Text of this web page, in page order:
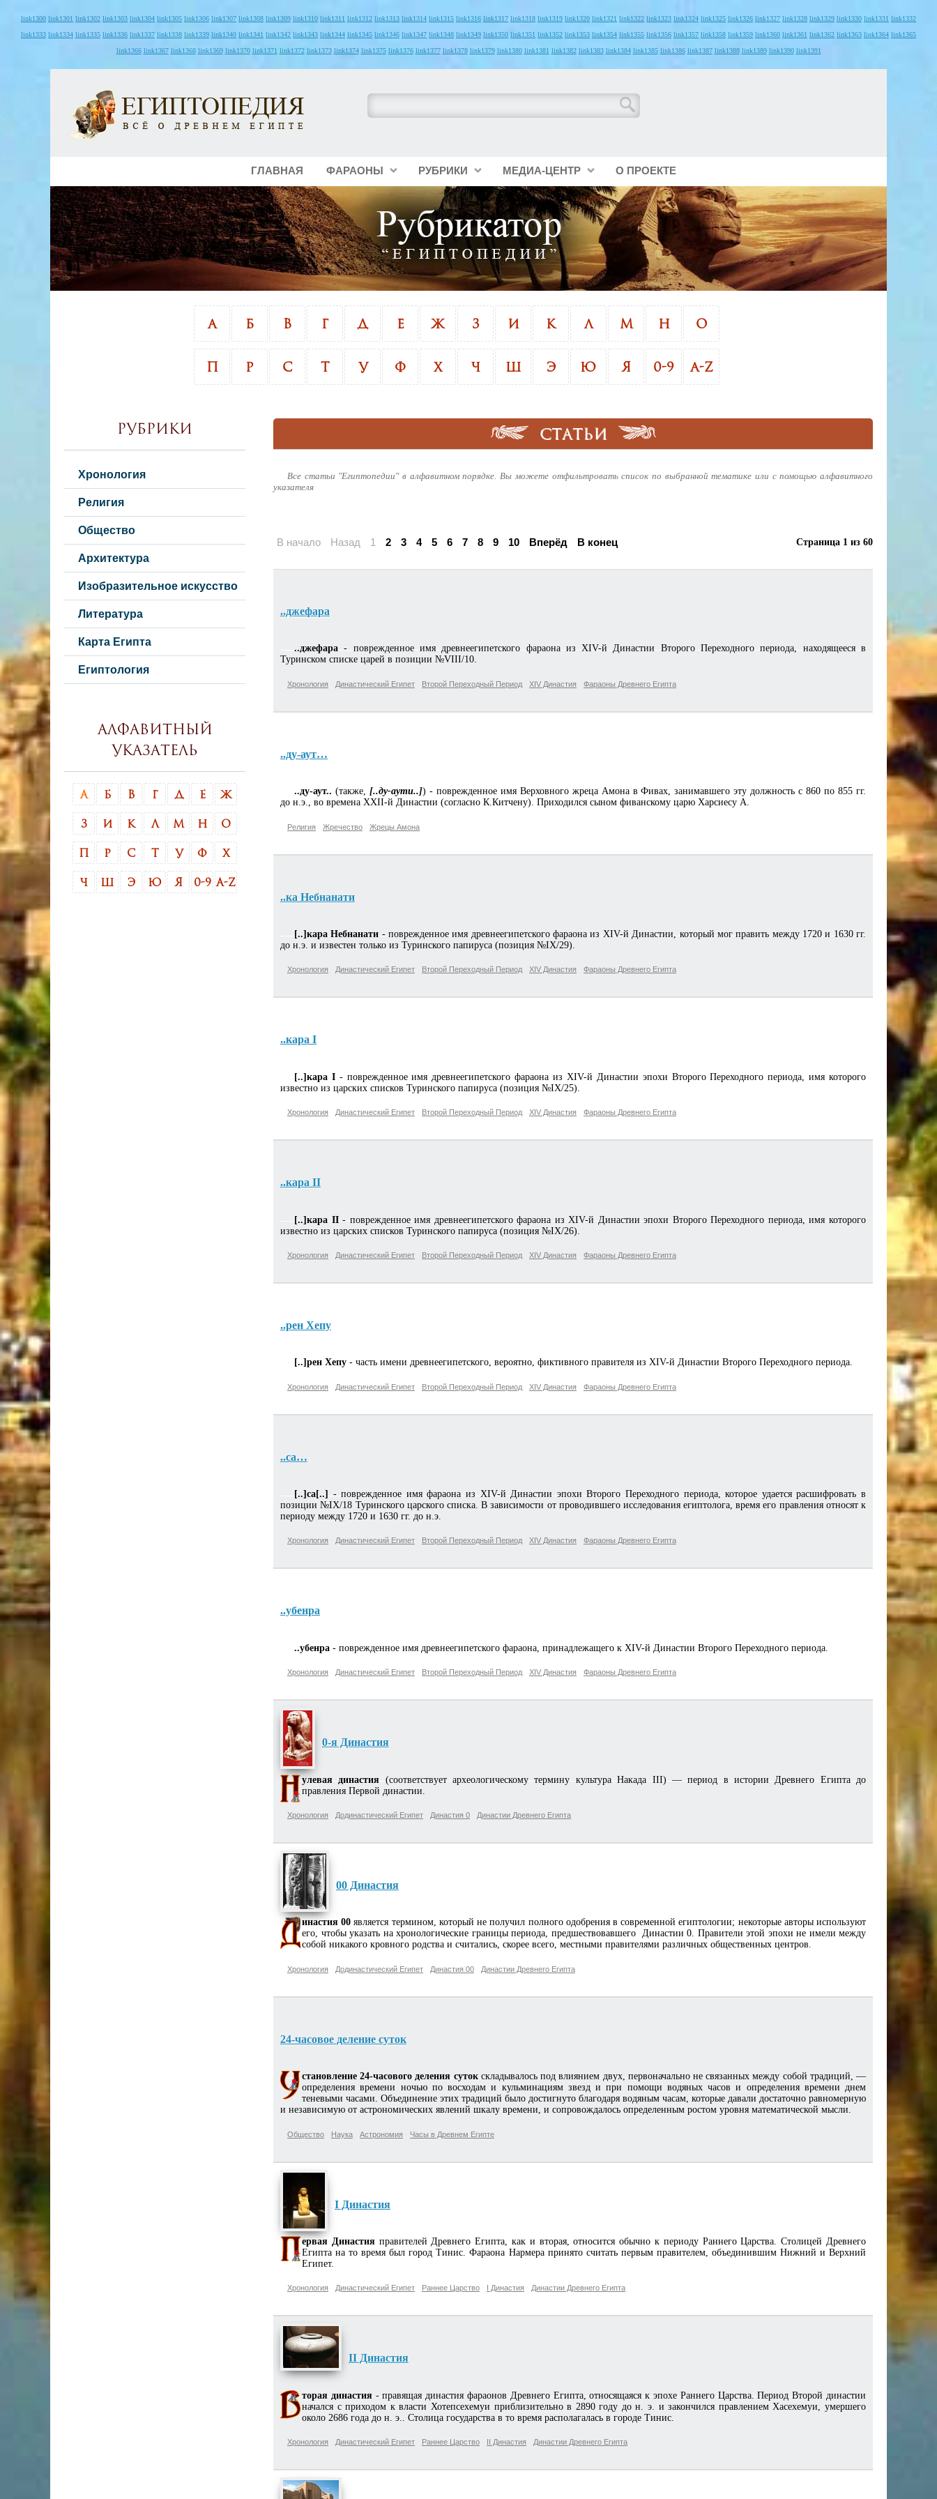
link1300 link1301 link1302 link1303 link1304 link1305 link1306 link1307 link1308 link1309 link1310 link1311 link1312 link1313 link1314 link1315 link1316 link1317 link1318 link1319 link1320 link1321 link1322 link1323 link1324 link1325 link1326 link1327 link1328 link1329 link1330 link1331 link1332
link1333 link1334 link1335 link1336 link1337 link1338 link1339 link1340 link1341 link1342 link1343 link1344 link1345 link1346 link1347 link1348 link1349 link1350 link1351 link1352 link1353 link1354 link1355 link1356 link1357 link1358 link1359 link1360 link1361 link1362 link1363 link1364 link1365
link1366 link1367 link1368 link1369 link1370 link1371 link1372 link1373 link1374 link1375 link1376 link1377 link1378 link1379 link1380 link1381 link1382 link1383 link1384 link1385 link1386 link1387 link1388 link1389 link1390 link1391
ГЛАВНАЯ ФАРАОНЫ РУБРИКИ МЕДИА-ЦЕНТР О ПРОЕКТЕ
А Б В Г Д Е Ж З И К Л М Н О
Р С У Ф Х Ч Э Ю Я 0-9 A-Z
СТАТЬИ
Все статьи "Египтопедии" в алфавитном порядке. Вы можете отфильтровать список по выбранной тематике или с помощью алфавитного
указателя
Страница 1 из 60
В начало Назад 1 2 3 4 5 6 7 8 9 10 Вперёд В конец
..джефара
..джефара - поврежденное имя древнеегипетского фараона из XIV-й Династии Второго Переходного периода, находящееся в
Туринском списке царей в позиции №VIII/10.
Хронология Династический Египет Второй Переходный Период XIV Династия Фараоны Древнего Египта
..ду-аут…
..ду-аут.. (также, [..ду-аути..]) - поврежденное имя Верховного жреца Амона в Фивах, занимавшего эту должность с 860 по 855 гг.
до н.э., во времена XXII-й Династии (согласно К.Китчену). Приходился сыном фиванскому царю Харсиесу А.
Религия Жречество Жрецы Амона
..ка Небнанати
[..]кара Небнанати - поврежденное имя древнеегипетского фараона из XIV-й Династии, который мог править между 1720 и 1630 гг.
до н.э. и известен только из Туринского папируса (позиция №IX/29).
Хронология Династический Египет Второй Переходный Период XIV Династия Фараоны Древнего Египта
..кара I
[..]кара I- поврежденное имя древнеегипетского фараона из XIV-й Династии эпохи Второго Переходного периода, имя которого
известно из царских списков Туринского папируса (позиция №IX/25).
Хронология Династический Египет Второй Переходный Период XIV Династия Фараоны Древнего Египта
..кара II
[..]кара II- поврежденное имя древнеегипетского фараона из XIV-й Династии эпохи Второго Переходного периода, имя которого
известно из царских списков Туринского папируса (позиция №IX/26).
Хронология Династический Египет Второй Переходный Период XIV Династия Фараоны Древнего Египта
..рен Хепу
[..]рен Хепу - часть имени древнеегипетского, вероятно, фиктивного правителя из XIV-й Династии Второго Переходного периода.
Хронология Династический Египет Второй Переходный Период XIV Династия Фараоны Древнего Египта
..са…
[..]са[..]
- поврежденное имя фараона из XIV-й Династии эпохи Второго Переходного периода, которое удается расшифровать в
позиции №IX/18 Туринского царского списка. В зависимости от проводившего исследования египтолога, время его правления относят к
периоду между 1720 и 1630 гг. до н.э.
Хронология Династический Египет Второй Переходный Период XIV Династия Фараоны Древнего Египта
..убенра
..убенра - поврежденное имя древнеегипетского фараона, принадлежащего к XIV-й Династии Второго Переходного периода.
Хронология Династический Египет Второй Переходный Период XIV Династия Фараоны Древнего Египта
0-я Династия
улевая династия (соответствует археологическому термину культура Накада III) — период в истории Древнего Египта до
правления Первой династии.
Хронология Додинастический Египет Династия 0 Династии Древнего Египта
00 Династия
инастия 00 является термином, который не получил полного одобрения в современной египтологии; некоторые авторы используют
его, чтобы указать на хронологические границы периода, предшествовавшего Династии 0. Правители этой эпохи не имели между
собой никакого кровного родства и считались, скорее всего, местными правителями различных общественных центров.
Хронология Додинастический Египет Династия 00 Династии Древнего Египта
24-часовое деление суток
становление 24-часового деления сутокскладывалось под влиянием двух, первоначально не связанных между собой традиций, —
определения времени ночью по восходам и кульминациям звезд и при помощи водяных часов и определения времени днем
теневыми часами. Объединение этих традиций было достигнуто благодаря водяным часам, которые давали достаточно равномерную
и независимую от астрономических явлений шкалу времени, и сопровождалось определенным ростом уровня математической мысли.
Общество Наука Астрономия Часы в Древнем Египте
I Династия
ервая Династияправителей Древнего Египта, как и вторая, относится обычно к периоду Раннего Царства. Столицей Древнего
Египта на то время был город Тинис. Фараона Нармера принято считать первым правителем, объединившим Нижний и Верхний
Египет.
Хронология Династический Египет Раннее Царство I Династия Династии Древнего Египта
II Династия
торая династия- правящая династия фараонов Древнего Египта, относящаяся к эпохе Раннего Царства. Период Второй династии
начался с приходом к власти Хотепсехемуи приблизительно в 2890 году до н. э. и закончился правлением Хасехемуи, умершего
около 2686 года до н. э.. Столица государства в то время располагалась в городе Тинис.
Хронология Династический Египет Раннее Царство II Династия Династии Древнего Египта
Рубрики
Хронология
Религия
Общество
Архитектура
Изобразительное искусство
Литература
Карта Египта
Египтология
Алфавитный
указатель
А Б В Г Д Е Ж
З И К Л М Н О
Р С Т У Ф Х
Ч Э Ю Я 0-9 A-Z